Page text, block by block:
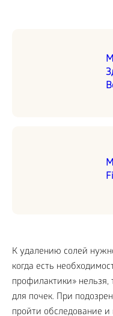
К удалению солей
когда есть
профилактики» нельзя,
для почек. При
пройти обследование